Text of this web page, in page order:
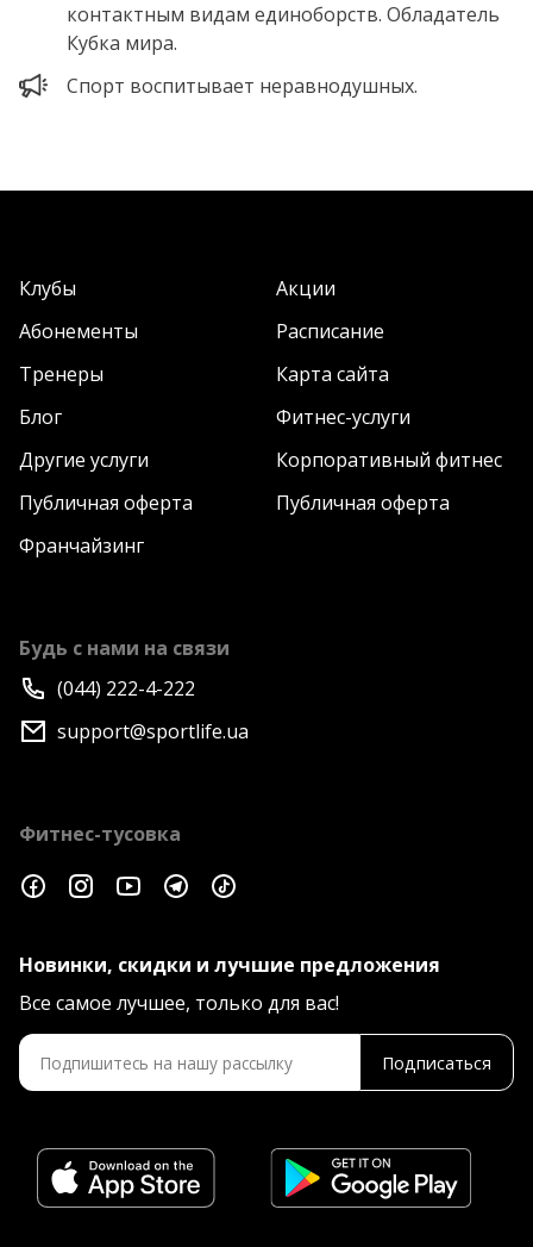
контактным видам единоборств. Обладатель
Кубка мира.
Спорт воспитывает неравнодушных.
Клубы
Акции
Абонементы
Расписание
Тренеры
Карта сайта
Блог
Фитнес-услуги
Другие услуги
Корпоративный фитнес
Публичная оферта
Публичная оферта
Франчайзинг
Будь с нами на связи
(044) 222-4-222
support@sportlife.ua
Фитнес-тусовка
Новинки, скидки и лучшие предложения
Все самое лучшее, только для вас!
Подписаться